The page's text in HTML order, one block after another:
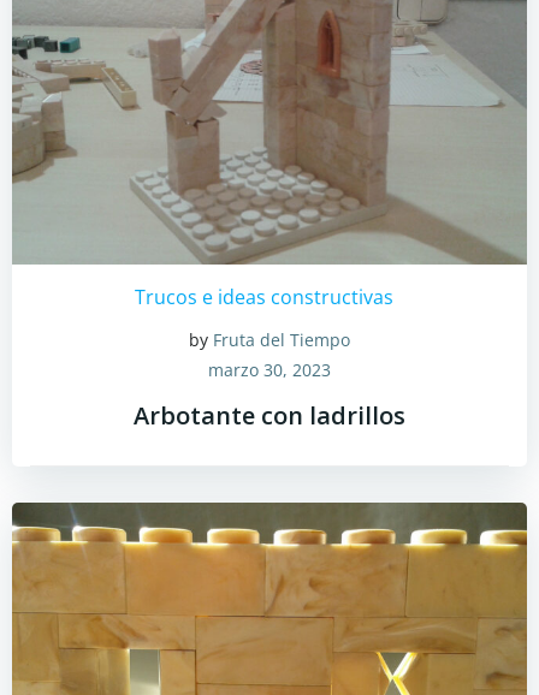
Trucos e ideas constructivas
by Fruta del Tiempo
marzo 30, 2023
Arbotante con ladrillos